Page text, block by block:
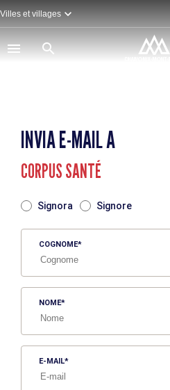
Salta
al
contenuto
principale
Villes et villages
INVIA E-MAIL A
CORPUS SANTÉ
Signora Signore
COGNOME
NOME
E-MAIL